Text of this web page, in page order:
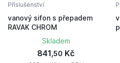
Příslušenství
vanový sifon s přepadem
RAVAK CHROM
Skladem
841,50 Kč